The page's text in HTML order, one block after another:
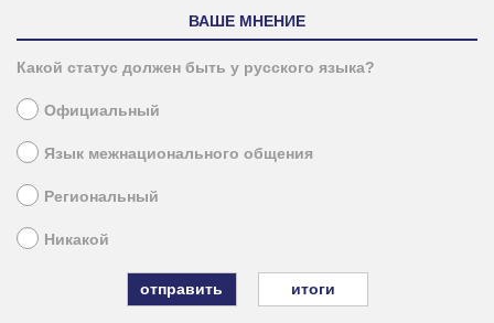
ВАШЕ МНЕНИЕ
Какой статус должен быть у русского языка?
Официальный
Язык межнационального общения
Региональный
Никакой
итоги